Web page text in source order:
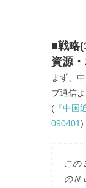
■戦略
資源
まず、
ブ通信
( 『中国
090401)
この
のＮ